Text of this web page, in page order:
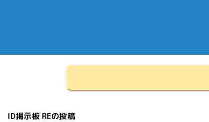
ID掲示板 REの投稿